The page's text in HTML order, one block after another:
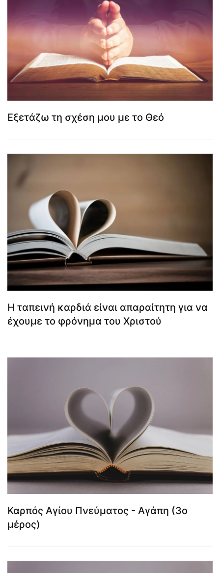
Εξετάζω τη σχέση μου με το Θεό
Η ταπεινή καρδιά είναι απαραίτητη για να
έχουμε το φρόνημα του Χριστού
Καρπός Αγίου Πνεύματος - Αγάπη (3ο
μέρος)